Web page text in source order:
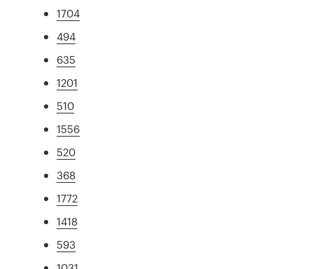
1704
494
635
1201
510
1556
520
368
1772
1418
593